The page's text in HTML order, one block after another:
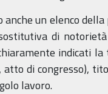
un elenco
di
indicati
di congresso),
lavoro.